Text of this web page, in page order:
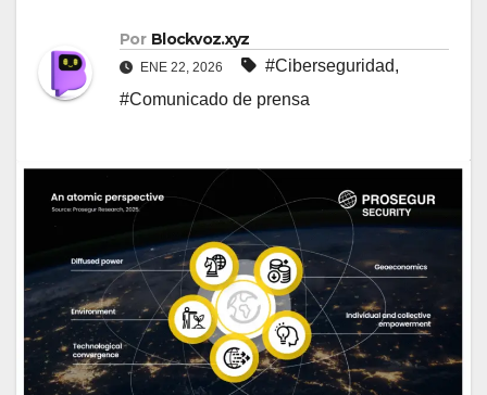
Por Blockvoz.xyz
ENE 22, 2026 #Ciberseguridad,
#Comunicado de prensa